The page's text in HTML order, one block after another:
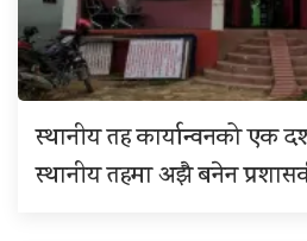
स्थानीय तह कार्यान्वनको एक
स्थानीय तहमा अझै बनेन